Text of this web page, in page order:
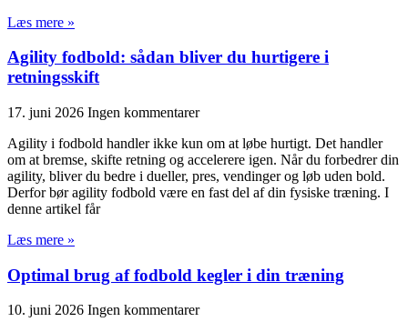
Læs mere »
Agility fodbold: sådan bliver du hurtigere i
retningsskift
17. juni 2026 Ingen kommentarer
Agility i fodbold handler ikke kun om at løbe hurtigt. Det handler
om at bremse, skifte retning og accelerere igen. Når du forbedrer din
agility, bliver du bedre i dueller, pres, vendinger og løb uden bold.
Derfor bør agility fodbold være en fast del af din fysiske træning. I
denne artikel får
Læs mere »
Optimal brug af fodbold kegler i din træning
10. juni 2026 Ingen kommentarer